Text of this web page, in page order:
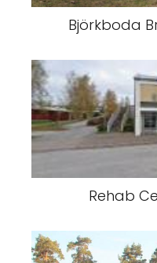
Björkboda
Rehab